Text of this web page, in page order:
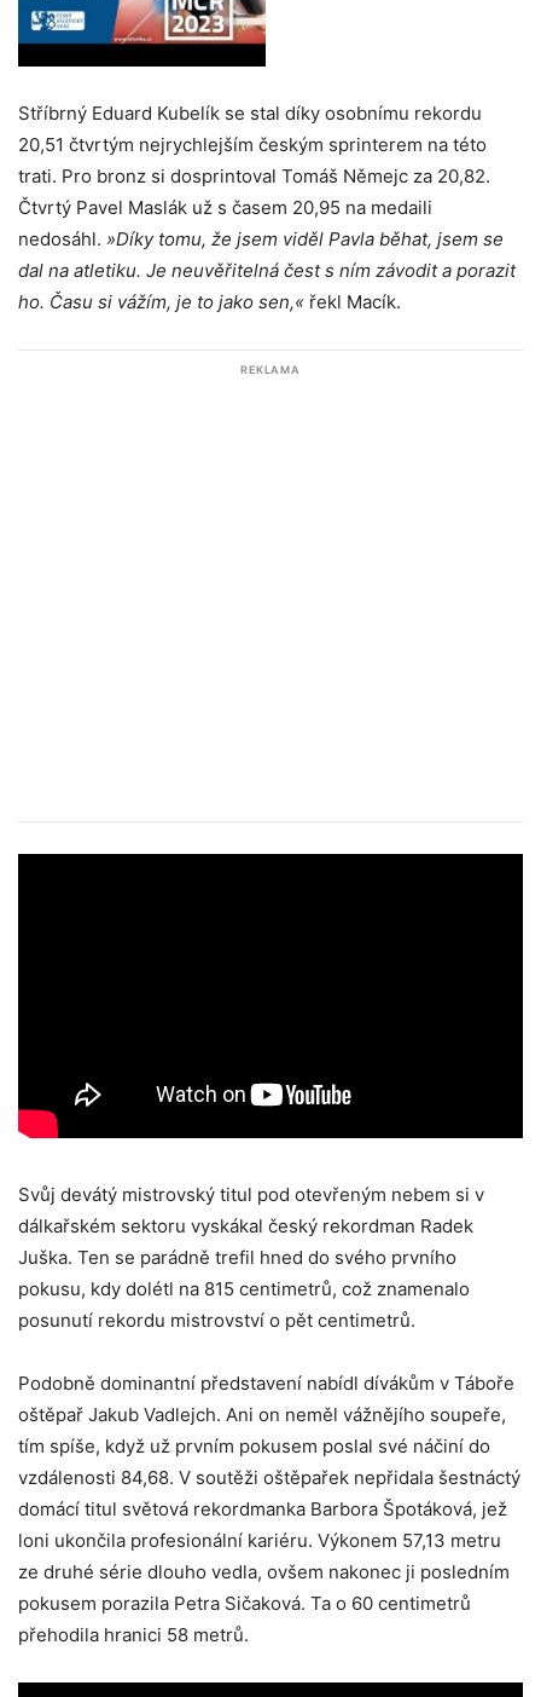
Stříbrný Eduard Kubelík se stal díky osobnímu rekordu
20,51 čtvrtým nejrychlejším českým sprinterem na této
trati. Pro bronz si dosprintoval Tomáš Němejc za 20,82.
Čtvrtý Pavel Maslák už s časem 20,95 na medaili
nedosáhl. »Díky tomu, že jsem viděl Pavla běhat, jsem se
dal na atletiku. Je neuvěřitelná čest s ním závodit a porazit
ho. Času si vážím, je to jako sen,« řekl Macík.
REKLAMA
Svůj devátý mistrovský titul pod otevřeným nebem si v
dálkařském sektoru vyskákal český rekordman Radek
Juška. Ten se parádně trefil hned do svého prvního
pokusu, kdy dolétl na 815 centimetrů, což znamenalo
posunutí rekordu mistrovství o pět centimetrů.
Podobně dominantní představení nabídl dívákům v Táboře
oštěpař Jakub Vadlejch. Ani on neměl vážnějího soupeře,
tím spíše, když už prvním pokusem poslal své náčiní do
vzdálenosti 84,68. V soutěži oštěpařek nepřidala šestnáctý
domácí titul světová rekordmanka Barbora Špotáková, jež
loni ukončila profesionální kariéru. Výkonem 57,13 metru
ze druhé série dlouho vedla, ovšem nakonec ji posledním
pokusem porazila Petra Sičaková. Ta o 60 centimetrů
přehodila hranici 58 metrů.